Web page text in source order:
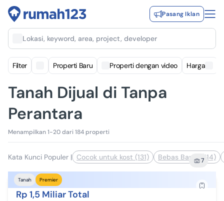
Pasang Iklan
Lokasi, keyword, area, project, developer
Filter Properti Baru Properti dengan video Harga
Tanah Dijual di Tanpa
Perantara
Menampilkan 1-20 dari 184 properti
Kata Kunci Populer | Cocok untuk kost (131) Bebas Banjir (114)
7
Tanah Premier
Rp 1,5 Miliar Total